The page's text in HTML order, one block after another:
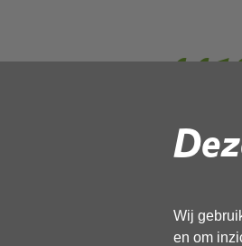
Wij
en om
Gebruik